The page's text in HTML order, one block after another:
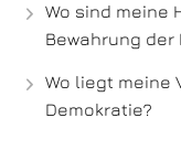
Wo sind meine
Bewahrung der
Wo liegt meine
Demokratie?